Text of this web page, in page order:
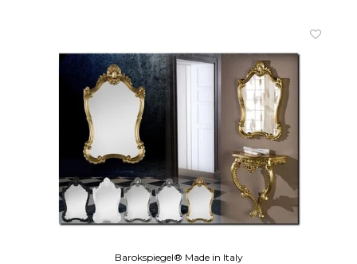
Barokspiegel® Made in Italy